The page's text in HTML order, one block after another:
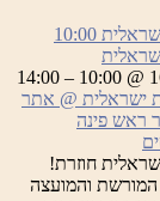
10:00
חוזרת!
והמועצה